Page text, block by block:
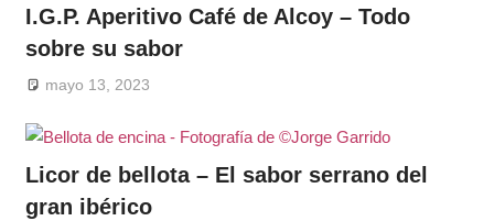
I.G.P. Aperitivo Café de Alcoy – Todo
sobre su sabor
mayo 13, 2023
Licor de bellota – El sabor serrano del
gran ibérico